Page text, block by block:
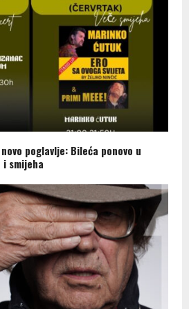
poglavlje: Bileća ponovo u
smijeha